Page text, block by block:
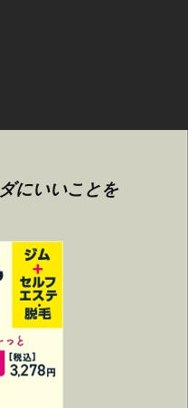
にいいことを